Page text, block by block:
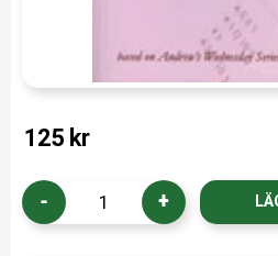
125 kr
+
-